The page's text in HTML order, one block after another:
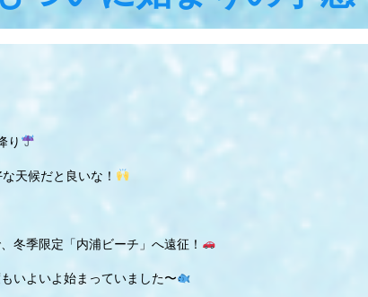
り
天候だと良いな！
冬季限定「内浦ビーチ」へ遠征！
いよいよ始まっていました〜